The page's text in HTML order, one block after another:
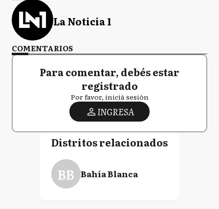
La Noticia 1
COMENTARIOS
Para comentar, debés estar
registrado
Por favor, iniciá sesión
INGRESA
Distritos relacionados
BB Bahía Blanca